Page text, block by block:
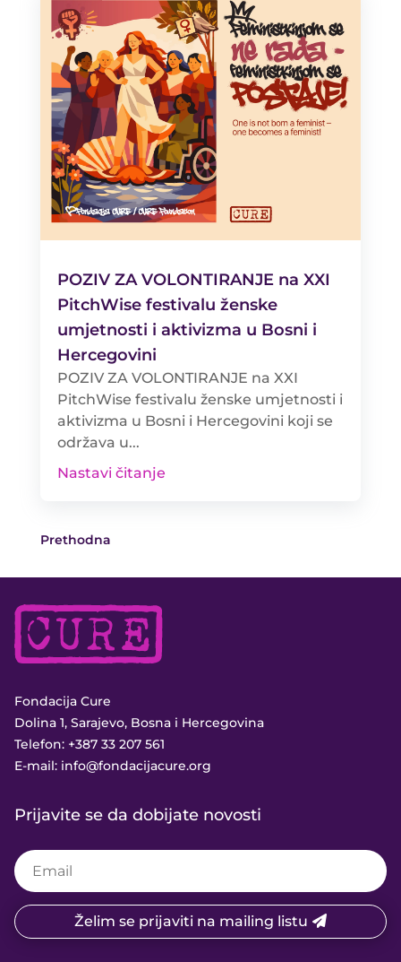
POZIV ZA VOLONTIRANJE na XXI
PitchWise festivalu ženske
umjetnosti i aktivizma u Bosni i
Hercegovini
POZIV ZA VOLONTIRANJE na XXI
PitchWise festivalu ženske umjetnosti i
aktivizma u Bosni i Hercegovini koji se
održava u...
Nastavi čitanje
Prethodna
Fondacija Cure
Dolina 1, Sarajevo, Bosna i Hercegovina
Telefon: +387 33 207 561
E-mail: info@fondacijacure.org
Prijavite se da dobijate novosti
Želim se prijaviti na mailing listu